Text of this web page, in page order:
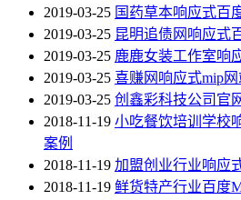
2019-03-25 国药草本响应式百
2019-03-25 昆明追债网响应式
2019-03-25 鹿鹿女装工作室响
2019-03-25 喜赚网响应式mip
2019-03-25 创鑫彩科技公司官
2018-11-19 小吃餐饮培训学校
案例
2018-11-19 加盟创业行业响应
2018-11-19 鲜货特产行业百度